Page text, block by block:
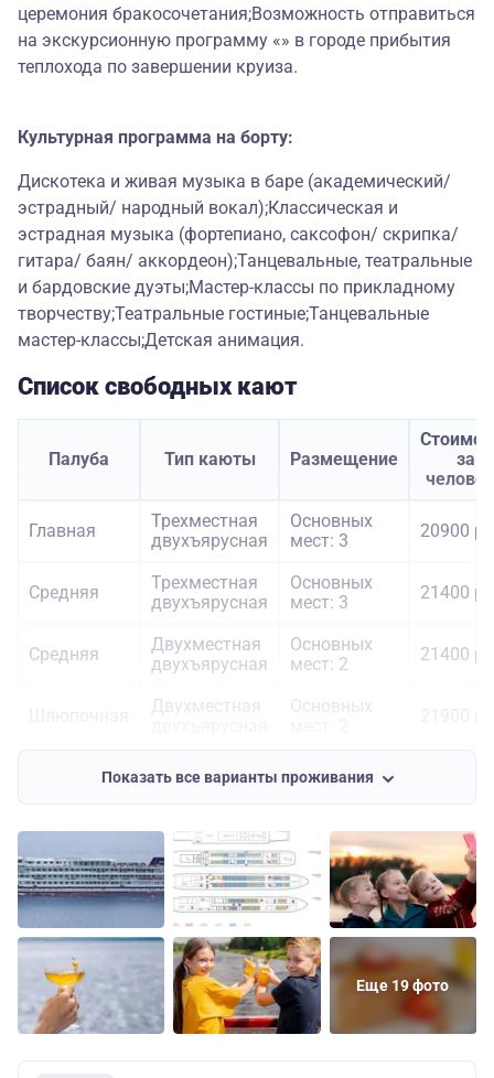
церемония бракосочетания;Возможность отправиться
на экскурсионную программу «» в городе прибытия
теплохода по завершении круиза.
Культурная программа на борту:
Дискотека и живая музыка в баре (академический/
эстрадный/ народный вокал);Классическая и
эстрадная музыка (фортепиано, саксофон/ скрипка/
гитара/ баян/ аккордеон);Танцевальные, театральные
и бардовские дуэты;Мастер-классы по прикладному
творчеству;Театральные гостиные;Танцевальные
мастер-классы;Детская анимация.
Список свободных кают
Палуба Тип каюты Размещение
за
Главная
Трехместная
двухъярусная
Основных
мест: 3
20900
Средняя
Трехместная
двухъярусная
Основных
мест: 3
21400
Средняя
Двухместная
двухъярусная
Основных
мест: 2
21400
Двухместная
Основных
Шлюпочная
одноярусная
мест: 2
Показать все варианты проживания
Еще 19 фото